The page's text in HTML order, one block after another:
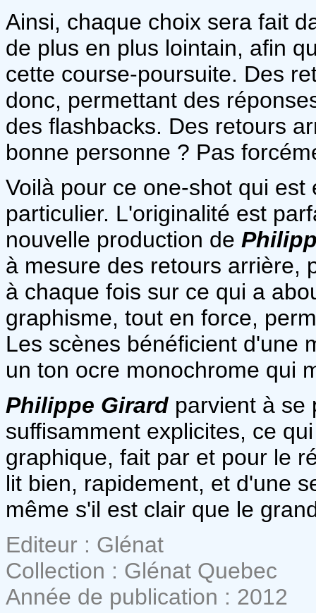
Ainsi, chaque choix sera fait
de plus en plus lointain, afin
cette course-poursuite. Des
donc, permettant des
des flashbacks. Des retours
bonne personne ? Pas
Voilà pour ce one-shot qui
particulier. L'originalité est
nouvelle production de
à mesure des retours arrière,
à chaque fois sur ce qui a
graphisme, tout en force,
Les scènes bénéficient d'une
un ton ocre monochrome qui
Philippe Girard parvient à se
suffisamment explicites, ce
graphique, fait par et pour le
lit bien, rapidement, et d'une
même s'il est clair que le
Editeur : Glénat
Collection : Glénat Quebec
Année de publication : 2012